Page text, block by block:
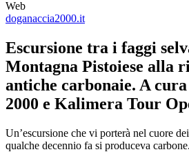
Web
doganaccia2000.it
Escursione tra i faggi
Montagna Pistoiese alla
antiche carbonaie. A
2000 e Kalimera Tour
Un’escursione che vi porterà nel cuore dei
qualche decennio fa si produceva carbone.